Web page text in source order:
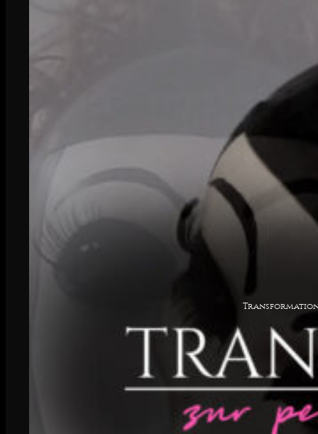
Transformation